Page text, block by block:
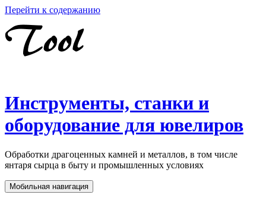
Перейти к содержанию
Инструменты, станки и
оборудование для ювелиров
Обработки драгоценных камней и металлов, в том числе
янтаря сырца в быту и промышленных условиях
Мобильная навигация